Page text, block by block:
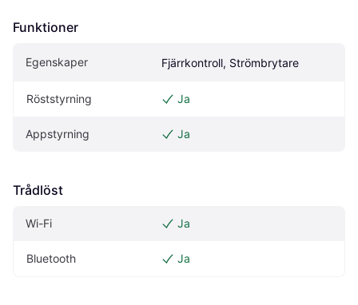
Funktioner
Egenskaper Fjärrkontroll, Strömbrytare
Röststyrning Ja
Appstyrning Ja
Trådlöst
Wi-Fi Ja
Bluetooth Ja